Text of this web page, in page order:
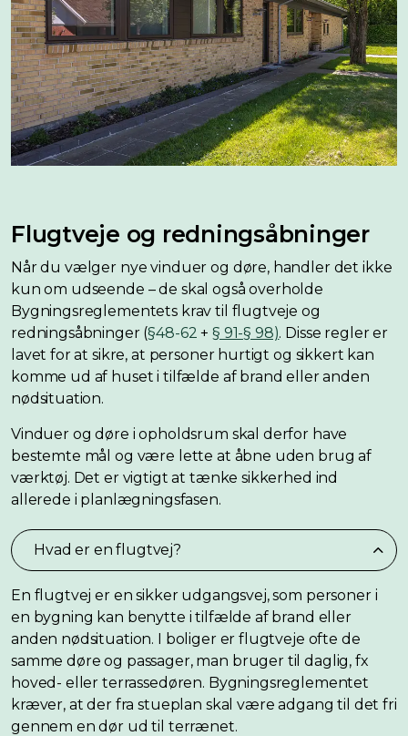
Flugtveje og redningsåbninger
Når du vælger nye vinduer og døre, handler det ikke
kun om udseende – de skal også overholde
Bygningsreglementets krav til flugtveje og
redningsåbninger (§48-62 + § 91-§ 98). Disse regler er
lavet for at sikre, at personer hurtigt og sikkert kan
komme ud af huset i tilfælde af brand eller anden
nødsituation.
Vinduer og døre i opholdsrum skal derfor have
bestemte mål og være lette at åbne uden brug af
værktøj. Det er vigtigt at tænke sikkerhed ind
allerede i planlægningsfasen.
Hvad er en flugtvej?
En flugtvej er en sikker udgangsvej, som personer i
en bygning kan benytte i tilfælde af brand eller
anden nødsituation. I boliger er flugtveje ofte de
samme døre og passager, man bruger til daglig, fx
hoved- eller terrassedøren. Bygningsreglementet
kræver, at der fra stueplan skal være adgang til det fri
gennem en dør ud til terrænet.